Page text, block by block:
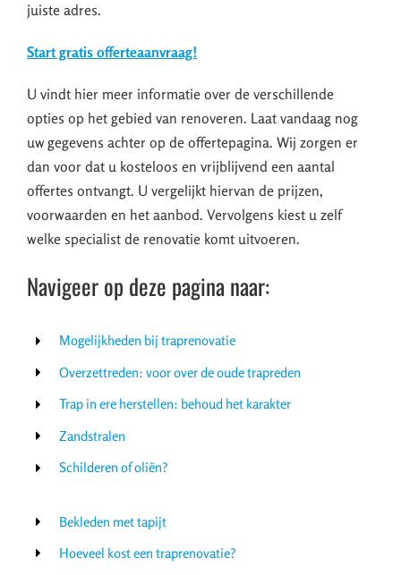
juiste adres.
Start gratis offerteaanvraag!
U vindt hier meer informatie over de verschillende
opties op het gebied van renoveren. Laat vandaag nog
uw gegevens achter op de offertepagina. Wij zorgen er
dan voor dat u kosteloos en vrijblijvend een aantal
offertes ontvangt. U vergelijkt hiervan de prijzen,
voorwaarden en het aanbod. Vervolgens kiest u zelf
welke specialist de renovatie komt uitvoeren.
Navigeer op deze pagina naar:
Mogelijkheden bij traprenovatie
Overzettreden: voor over de oude trapreden
Trap in ere herstellen: behoud het karakter
Zandstralen
Schilderen of oliën?
Bekleden met tapijt
Hoeveel kost een traprenovatie?